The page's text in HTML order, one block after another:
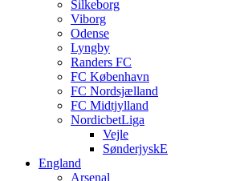
Silkeborg
Viborg
Odense
Lyngby
Randers FC
FC København
FC Nordsjælland
FC Midtjylland
NordicbetLiga
Vejle
SønderjyskE
England
Arsenal